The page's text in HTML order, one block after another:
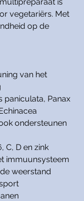
vegetariërs. Met
op de
van het
paniculata, Panax
ondersteunen
C, D en zink
immuunsysteem
weerstand